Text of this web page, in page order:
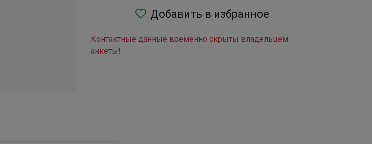
Контактные данные временно скрыты владельцем
анкеты!